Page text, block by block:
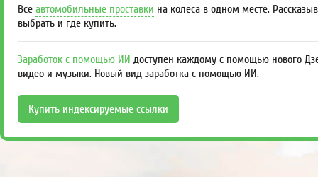
Все автомобильные проставки на колеса в одном месте.
выбрать и где купить.
Заработок с помощью ИИ доступен каждому с помощью нового
видео и музыки. Новый вид заработка с помощью ИИ.
Купить индексируемые ссылки